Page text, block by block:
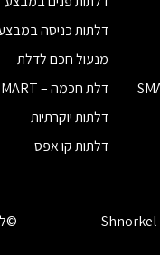
דלתות כניסה
מנעול חכם לדלת
דלת חכמה – SMART
דלתות יוקרתיות
דלתות קו אפס
Shnorkel